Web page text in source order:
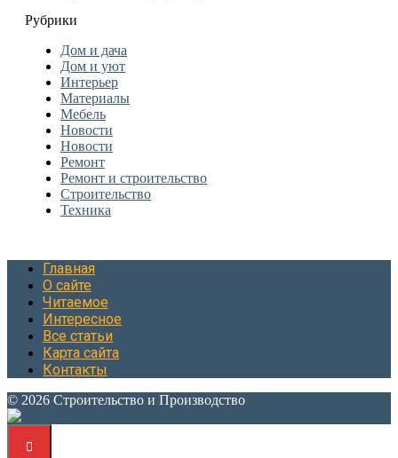
Рубрики
Дом и дача
Дом и уют
Интерьер
Материалы
Мебель
Новости
Новости
Ремонт
Ремонт и строительство
Строительство
Техника
Главная
О сайте
Читаемое
Интересное
Все статьи
Карта сайта
Контакты
© 2026 Строительство и Производство